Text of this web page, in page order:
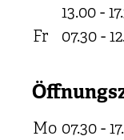
13.00 -
Fr
07.30 -
Mo 07.30 -